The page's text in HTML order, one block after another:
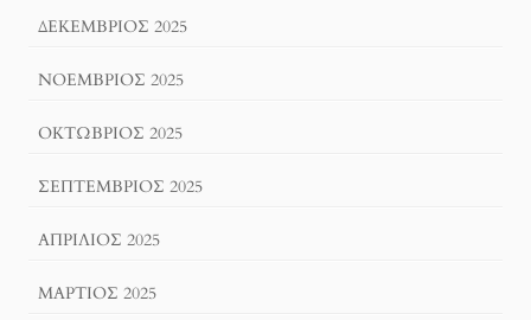
ΔΕΚΈΜΒΡΙΟΣ 2025
ΝΟΈΜΒΡΙΟΣ 2025
ΟΚΤΏΒΡΙΟΣ 2025
ΣΕΠΤΈΜΒΡΙΟΣ 2025
ΑΠΡΊΛΙΟΣ 2025
ΜΆΡΤΙΟΣ 2025